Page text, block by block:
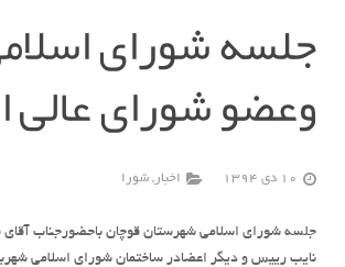
جلسه شورای
وعضو شورای عالی
10 دی 1394 اخبار , شورا
جلسه شورای اسلامی شهرستان قوچان باحضورجناب آقای
نایب رییس و دیگر اعضادر ساختمان شورای اسلامی